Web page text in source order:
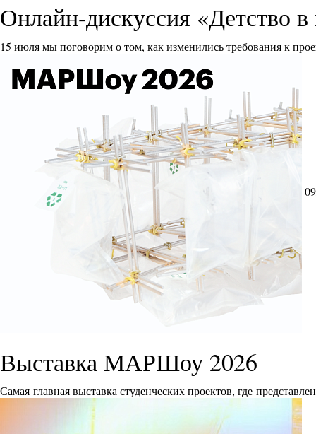
Онлайн-дискуссия «Детство
15 июля мы поговорим о том, как изменились требования к
Выставка МАРШоу 2026
Самая главная выставка студенческих проектов, где